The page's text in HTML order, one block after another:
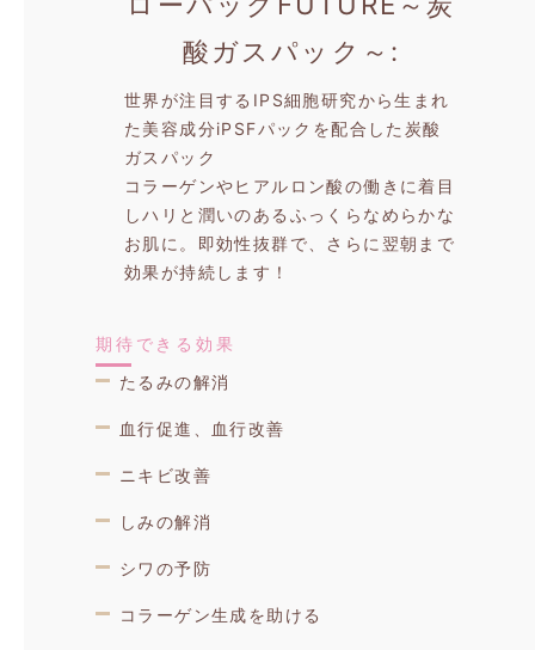
酸ガスパック～
世界が注目するIPS細胞研究から生まれ
た美容成分iPSFパックを配合した炭酸
ガスパック
コラーゲンやヒアルロン酸の働きに着目
しハリと潤いのあるふっくらなめらかな
お肌に。即効性抜群で、さらに翌朝まで
効果が持続します！
期待できる効果
たるみの解消
血行促進、血行改善
ニキビ改善
しみの解消
シワの予防
コラーゲン生成を助ける